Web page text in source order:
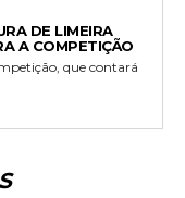
DE LIMEIRA
A COMPETIÇÃO
que contará